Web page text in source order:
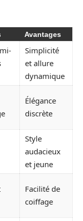
Avantages
Simplicité
et allure
dynamique
Élégance
discrète
Style
audacieux
et jeune
Facilité de
coiffage